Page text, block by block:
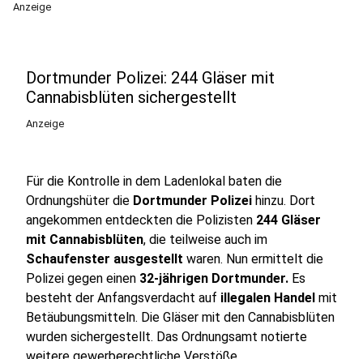
Anzeige
Dortmunder Polizei: 244 Gläser mit
Cannabisblüten sichergestellt
Anzeige
Für die Kontrolle in dem Ladenlokal baten die
Ordnungshüter die Dortmunder Polizei hinzu. Dort
angekommen entdeckten die Polizisten 244 Gläser
mit Cannabisblüten, die teilweise auch im
Schaufenster ausgestellt waren. Nun ermittelt die
Polizei gegen einen 32-jährigen Dortmunder. Es
besteht der Anfangsverdacht auf illegalen Handel mit
Betäubungsmitteln. Die Gläser mit den Cannabisblüten
wurden sichergestellt. Das Ordnungsamt notierte